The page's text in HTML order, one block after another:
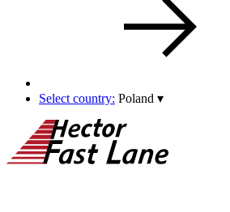
Select country: Poland ▾